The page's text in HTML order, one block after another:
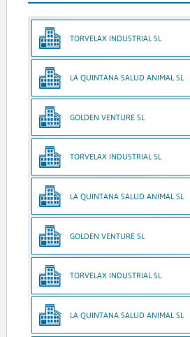
TORVELAX INDUSTRIAL SL
LA QUINTANA SALUD ANIMAL SL
GOLDEN VENTURE SL
TORVELAX INDUSTRIAL SL
LA QUINTANA SALUD ANIMAL SL
GOLDEN VENTURE SL
TORVELAX INDUSTRIAL SL
LA QUINTANA SALUD ANIMAL SL